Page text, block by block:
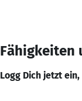
Fähigkeiten
Logg Dich jetzt